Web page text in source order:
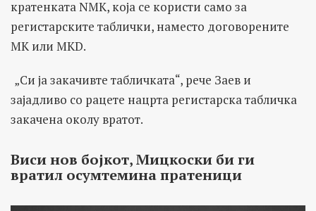
кратенката NMK, која се користи само за
регистарските таблички, наместо договорените
MK или MKD.
„Си ја закачивте табличката“, рече Заев и
зајадливо со рацете нацрта регистарска табличка
закачена околу вратот.
Виси нов бојкот, Мицкоски би ги
вратил осумтемина пратеници